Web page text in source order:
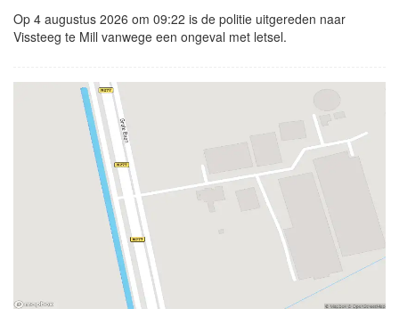
Op 4 augustus 2026 om 09:22 is de politie uitgereden naar
Vissteeg te Mill vanwege een ongeval met letsel.